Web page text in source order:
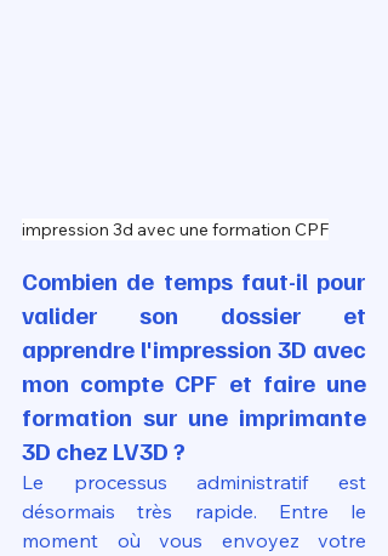
impression 3d avec une formation CPF
Combien de temps faut-il pour
valider son dossier et
apprendre l'impression 3D avec
mon compte CPF et faire une
formation sur une imprimante
3D chez LV3D ?
Le processus administratif est
désormais très rapide. Entre le
moment où vous envoyez votre